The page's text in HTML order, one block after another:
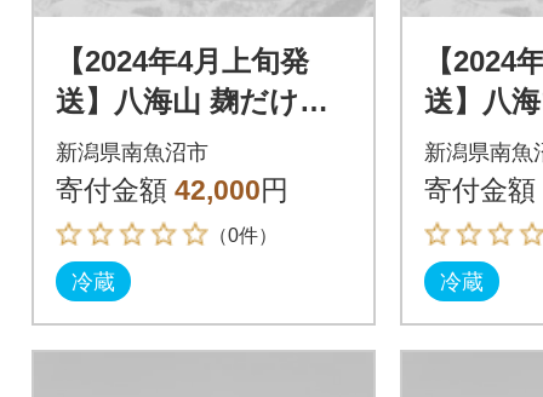
【2024年4月上旬発
送】八海山 麹だけで
つくったあまさけ(82
5g×12本)
新潟県南魚沼市
寄付金額 42,000円
（0件）
冷蔵
【2024
送】八
つくっ
5g×12本
新潟県南魚
寄付金額
冷蔵